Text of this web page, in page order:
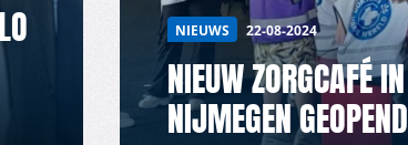
NIEUWS 22-08-2024
NIEUW ZORGCAFÉ IN
NIJMEGEN GEOPEND